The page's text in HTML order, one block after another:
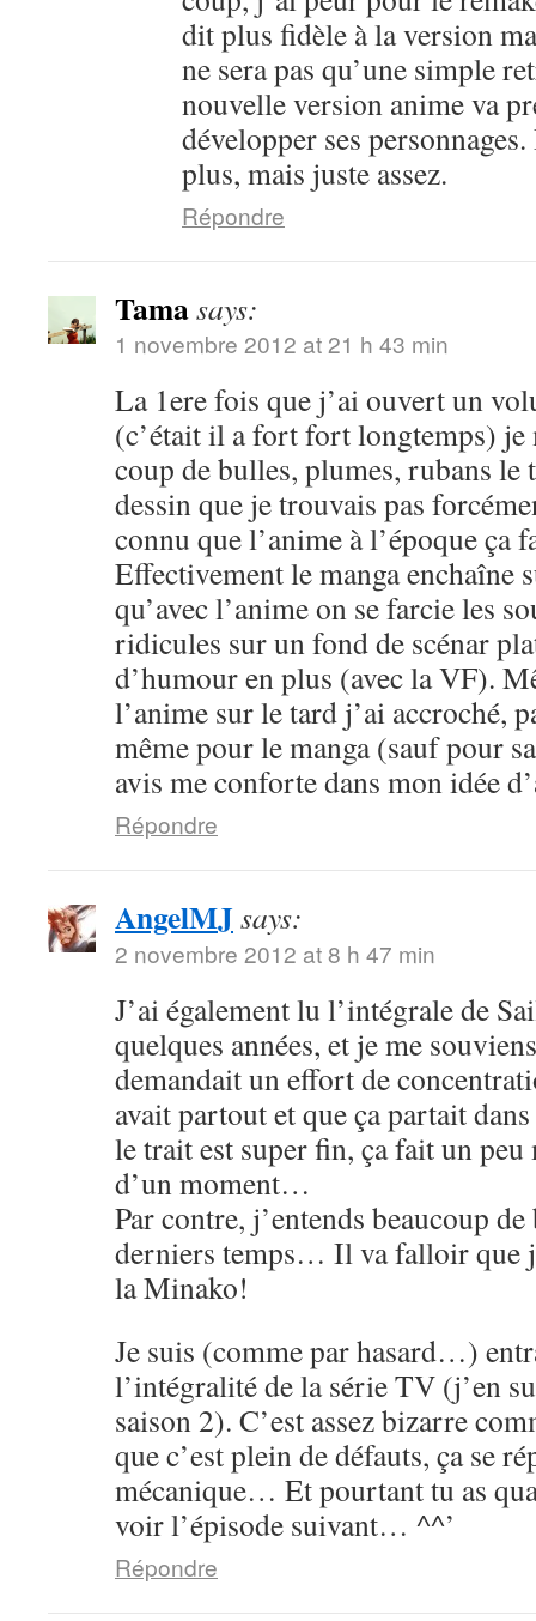
dit plus fidèle à la version
ne sera pas qu’une simple
nouvelle version anime va
développer ses
plus, mais juste assez.
Répondre
Tamasays:
1 novembre 2012 at 21 h 43 min
La 1ere fois que j’ai ouvert un
(c’était il a fort fort longtemps) je
coup de bulles, plumes, rubans le
dessin que je trouvais pas
connu que l’anime à l’époque ça
Effectivement le manga enchaîne
qu’avec l’anime on se farcie les
ridicules sur un fond de scénar
d’humour en plus (avec la VF).
l’anime sur le tard j’ai accroché,
même pour le manga (sauf pour
avis me conforte dans mon idée
Répondre
AngelMJsays:
2 novembre 2012 at 8 h 47 min
J’ai également lu l’intégrale de
quelques années, et je me
demandait un effort de
avait partout et que ça partait
le trait est super fin, ça fait un
d’un moment…
Par contre, j’entends beaucoup
derniers temps… Il va falloir que
la Minako!
Je suis (comme par hasard…)
l’intégralité de la série TV (j’en
saison 2). C’est assez bizarre
que c’est plein de défauts, ça se
mécanique… Et pourtant tu as
voir l’épisode suivant… ^^’
Répondre